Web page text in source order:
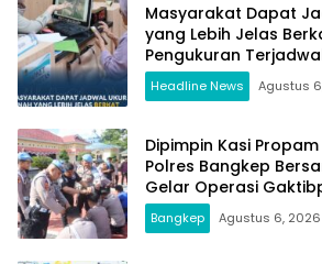
Masyarakat Dapat
yang Lebih Jelas
Pengukuran
Headline News Agustus
Dipimpin Kasi
Polres Bangkep
Gelar Operasi
Bangkep Agustus 6, 2026